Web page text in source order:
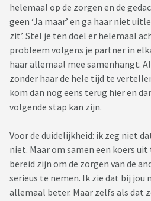
helemaal op de zorgen en de
geen ‘Ja maar’ en ga haar niet
zit’. Stel je ten doel er helemaal
probleem volgens je partner in
haar allemaal mee samenhangt.
zonder haar de hele tijd te
kom dan nog eens terug hier en
volgende stap kan zijn.
Voor de duidelijkheid: ik zeg niet
niet. Maar om samen een koers
bereid zijn om de zorgen van de
serieus te nemen. Ik zie dat bij jou
allemaal beter. Maar zelfs als dat